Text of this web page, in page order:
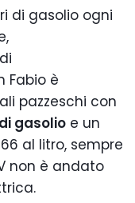
di gasolio ogni
Fabio è
pazzeschi con
gasolio e un
al litro, sempre
non è andato